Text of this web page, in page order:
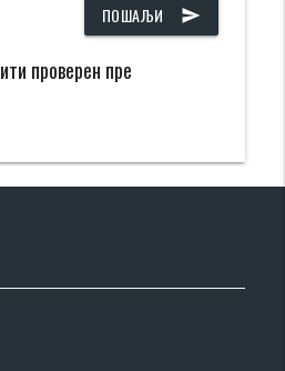
ПОШАЉИ send
проверен пре